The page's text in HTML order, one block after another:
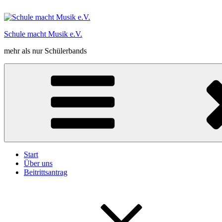
Inhalt
Schule macht Musik e.V.
mehr als nur Schülerbands
Start
Über uns
Beitrittsantrag